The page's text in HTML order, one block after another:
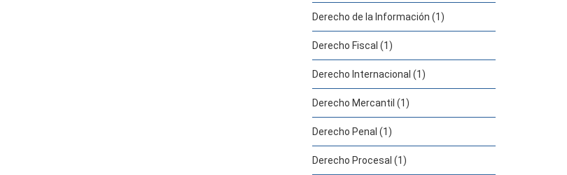
Derecho de la Información (1)
Derecho Fiscal (1)
Derecho Internacional (1)
Derecho Mercantil (1)
Derecho Penal (1)
Derecho Procesal (1)